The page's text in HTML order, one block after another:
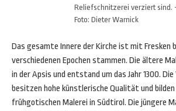
Reliefschnitzerei verziert sind.
Foto: Dieter Warnick
Das gesamte Innere der Kirche ist mit Fresken
verschiedenen Epochen stammen. Die ältere
in der Apsis und entstand um das Jahr 1300.
besitzen hohe künstlerische Qualität und
frühgotischen Malerei in Südtirol. Die jüngere